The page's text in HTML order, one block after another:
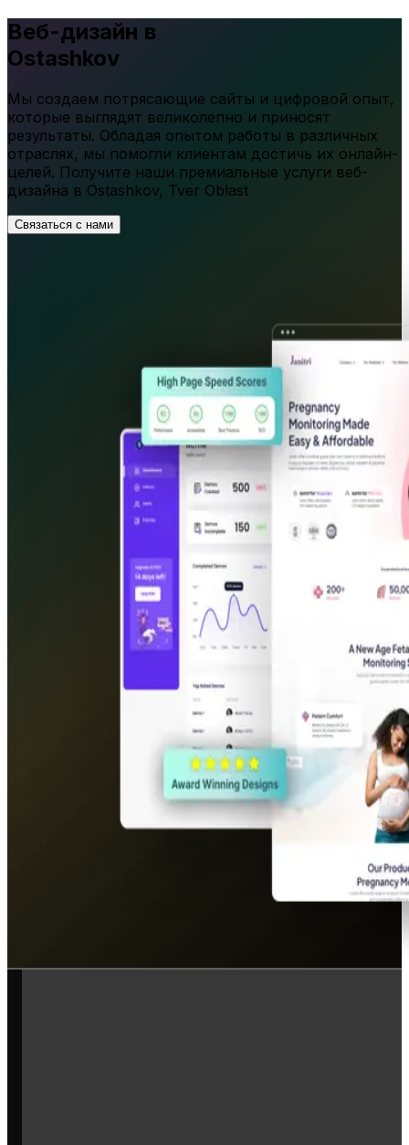
Веб-дизайн в
Ostashkov
Мы создаем потрясающие сайты и цифровой опыт,
которые выглядят великолепно и приносят
результаты. Обладая опытом работы в различных
отраслях, мы помогли клиентам достичь их онлайн-
целей. Получите наши премиальные услуги веб-
дизайна в Ostashkov, Tver Oblast
Связаться с нами